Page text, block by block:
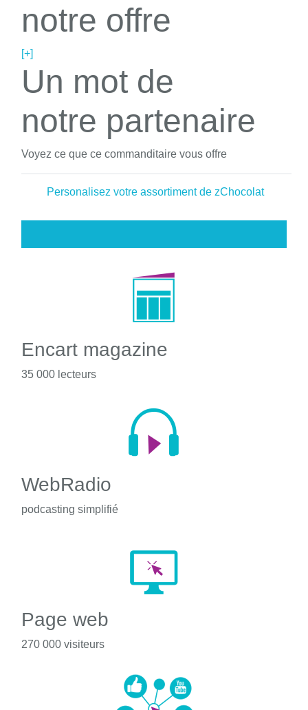
notre offre
[+]
Un mot de
notre partenaire
Voyez ce que ce commanditaire vous offre
Personalisez votre assortiment de zChocolat
Encart magazine
35 000 lecteurs
WebRadio
podcasting simplifié
Page web
270 000 visiteurs